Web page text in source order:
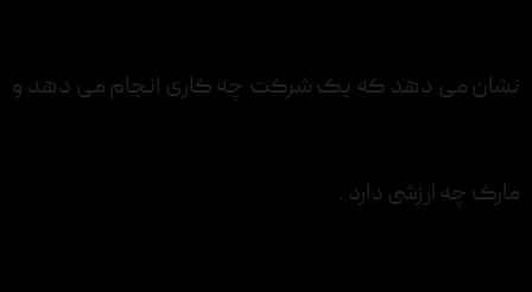
نشان می دهد که یک شرکت چه کاری انجام می دهد و
مارک چه ارزشی دارد .